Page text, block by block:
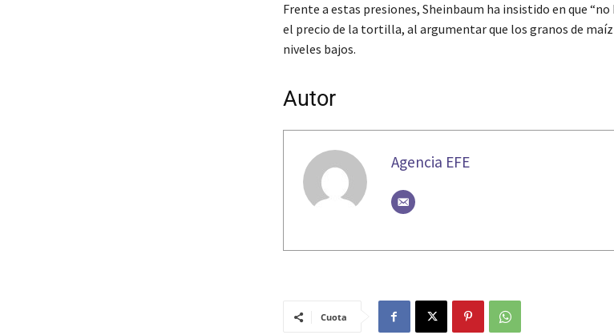
Frente a estas presiones, Sheinbaum ha insistido en que
el precio de la tortilla, al argumentar que los granos de
niveles bajos.
Autor
Agencia EFE
Cuota